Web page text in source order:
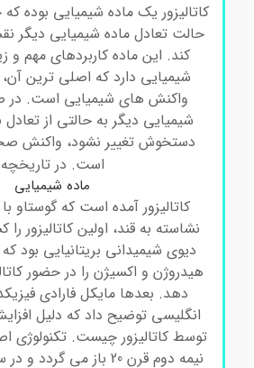
کاتالیزور یک ماده شیمیایی بوده
حالت تعادل ماده شیمیایی دیگر
کند. این ماده کاربردهای مهم و
شیمیایی دارد که اصلی ترین آن،
واکنش های شیمیایی است. در
شیمیایی دیگر به حالتی از تعادل
دستخوش تغییر نشود، واکنش صحیح
است. در تاریخچه
ماده شیمیایی
کاتالیزور آمده است که گوستاو با
نشاسته به قند، اولین کاتالیزور را
دیوی شیمیدانی بریتانیایی بود که
هیدروژن و اکسیژن را در حضور
دهد. بعدها مایکل فارادی
انگلیسی توضیح داد که دلیل
توسط کاتالیزور چیست. تکنولوژی اصلی